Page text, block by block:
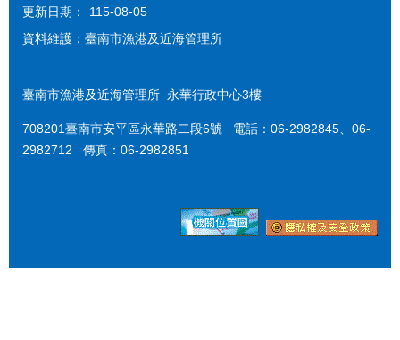
更新日期：
115-08-05
資料維護：臺南市漁港及近海管理所
臺南市漁港及近海管理所 永華行政中心3樓
708201臺南市安平區永華路二段6號 電話：06-2982845、06-
2982712 傳真：06-2982851